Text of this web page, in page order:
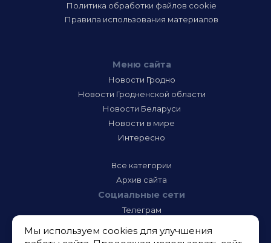
Политика обработки файлов cookie
Правила использования материалов
Меню сайта
Новости Гродно
Новости Гродненской области
Новости Беларуси
Новости в мире
Интересно
Все категории
Архив сайта
Социальные сети
Телеграм
Инстаграм
Мы используем cookies для улучшения